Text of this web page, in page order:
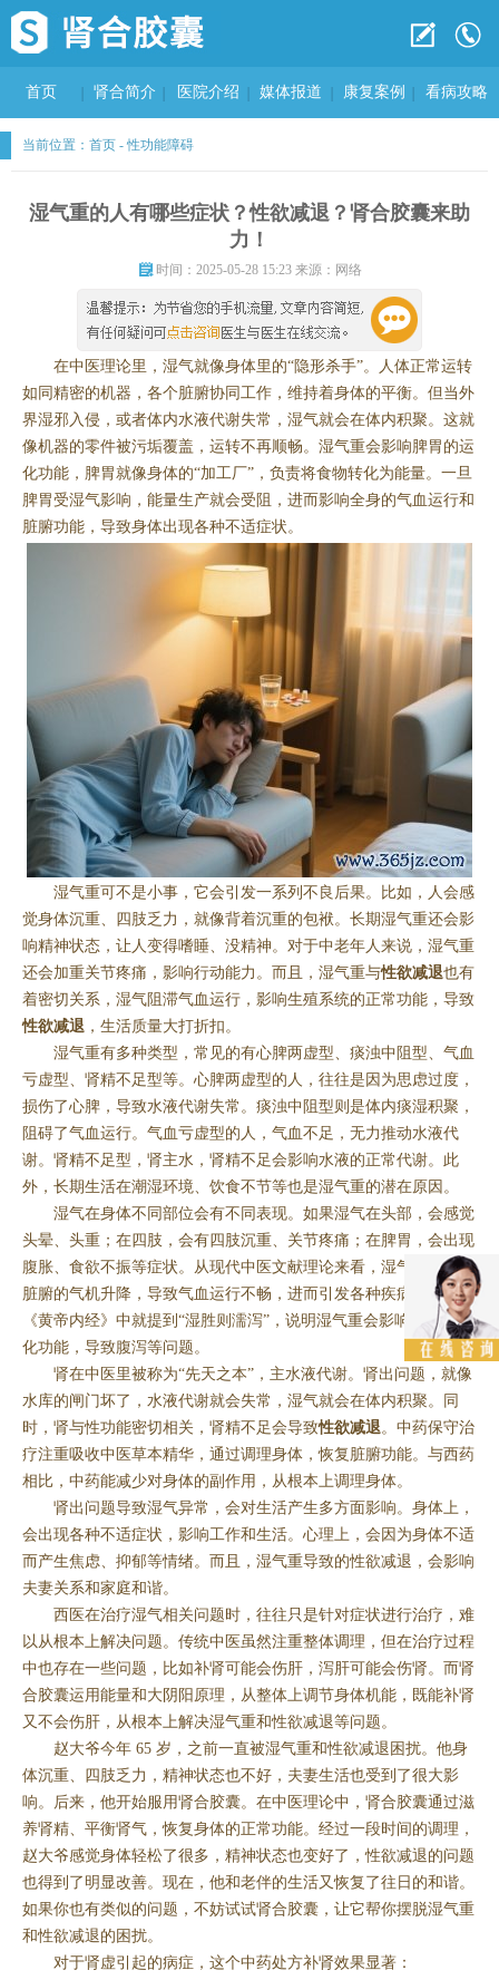
首页 肾合简介 医院介绍 媒体报道 康复案例 看病攻略
当前位置： 首页 -性功能障碍
湿气重的人有哪些症状？性欲减退？肾合胶囊来助
力！
时间：2025-05-28 15:23 来源：网络
在中医理论里，湿气就像身体里的“隐形杀手”。人体正常运转
如同精密的机器，各个脏腑协同工作，维持着身体的平衡。但当外
界湿邪入侵，或者体内水液代谢失常，湿气就会在体内积聚。这就
像机器的零件被污垢覆盖，运转不再顺畅。湿气重会影响脾胃的运
化功能，脾胃就像身体的“加工厂”，负责将食物转化为能量。一旦
脾胃受湿气影响，能量生产就会受阻，进而影响全身的气血运行和
脏腑功能，导致身体出现各种不适症状。
湿气重可不是小事，它会引发一系列不良后果。比如，人会感
觉身体沉重、四肢乏力，就像背着沉重的包袱。长期湿气重还会影
响精神状态，让人变得嗜睡、没精神。对于中老年人来说，湿气重
还会加重关节疼痛，影响行动能力。而且，湿气重与性欲减退也有
着密切关系，湿气阻滞气血运行，影响生殖系统的正常功能，导致
性欲减退 ，生活质量大打折扣。
湿气重有多种类型，常见的有心脾两虚型、痰浊中阻型、气血
亏虚型、肾精不足型等。心脾两虚型的人，往往是因为思虑过度，
损伤了心脾，导致水液代谢失常。痰浊中阻型则是体内痰湿积聚，
阻碍了气血运行。气血亏虚型的人，气血不足，无力推动水液代
谢。肾精不足型，肾主水，肾精不足会影响水液的正常代谢。此
外，长期生活在潮湿环境、饮食不节等也是湿气重的潜在原因。
湿气在身体不同部位会有不同表现。如果湿气在头部，会感觉
头晕、头重；在四肢，会有四肢沉重、关节疼痛；在脾胃，会出现
腹胀、食欲不振等症状。从现代中医文献理论来看，湿气重会影响
脏腑的气机升降，导致气血运行不畅，进而引发各种疾病。比如
《黄帝内经》中就提到“湿胜则濡泻”，说明湿气重会影响脾胃的运
化功能，导致腹泻等问题。
肾在中医里被称为“先天之本”，主水液代谢。肾出问题，就像
水库的闸门坏了，水液代谢就会失常，湿气就会在体内积聚。同
时，肾与性功能密切相关，肾精不足会导致性欲减退。中药保守治
疗注重吸收中医草本精华，通过调理身体，恢复脏腑功能。与西药
相比，中药能减少对身体的副作用，从根本上调理身体。
肾出问题导致湿气异常，会对生活产生多方面影响。身体上，
会出现各种不适症状，影响工作和生活。心理上，会因为身体不适
而产生焦虑、抑郁等情绪。而且，湿气重导致的性欲减退，会影响
夫妻关系和家庭和谐。
西医在治疗湿气相关问题时，往往只是针对症状进行治疗，难
以从根本上解决问题。传统中医虽然注重整体调理，但在治疗过程
中也存在一些问题，比如补肾可能会伤肝，泻肝可能会伤肾。而肾
合胶囊运用能量和大阴阳原理，从整体上调节身体机能，既能补肾
又不会伤肝，从根本上解决湿气重和性欲减退等问题。
赵大爷今年 65 岁，之前一直被湿气重和性欲减退困扰。他身
体沉重、四肢乏力，精神状态也不好，夫妻生活也受到了很大影
响。后来，他开始服用肾合胶囊。在中医理论中，肾合胶囊通过滋
养肾精、平衡肾气，恢复身体的正常功能。经过一段时间的调理，
赵大爷感觉身体轻松了很多，精神状态也变好了，性欲减退的问题
也得到了明显改善。现在，他和老伴的生活又恢复了往日的和谐。
如果你也有类似的问题，不妨试试肾合胶囊，让它帮你摆脱湿气重
和性欲减退的困扰。
对于肾虚引起的病症，这个中药处方补肾效果显著：